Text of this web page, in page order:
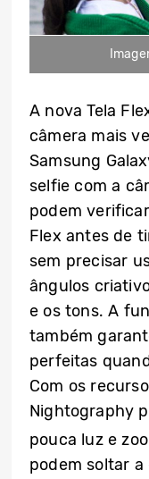
A nova Tela
câmera mais
Samsung
selfie com a
podem
Flex antes de
sem precisar
ângulos
e os tons. A
também
perfeitas
Com os
Nightography
pouca luz e
podem soltar